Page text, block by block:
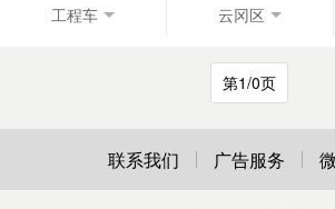
工程车 云冈区
第1/0页
联系我们 广告服务